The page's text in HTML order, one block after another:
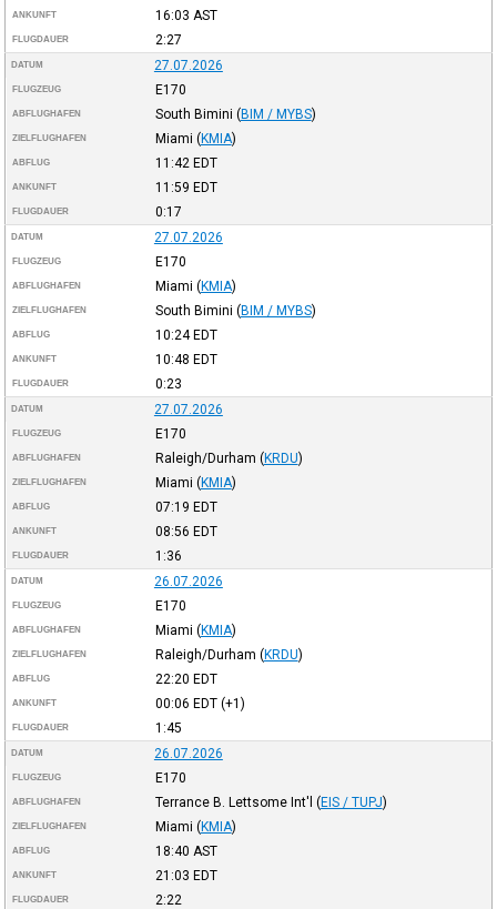
ANKUNFT 16:03 AST
FLUGDAUER 2:27
DATUM 27.07.2026
FLUGZEUG E170
ABFLUGHAFEN South Bimini (BIM / MYBS)
ZIELFLUGHAFEN Miami (KMIA)
ABFLUG 11:42 EDT
ANKUNFT 11:59 EDT
FLUGDAUER 0:17
DATUM 27.07.2026
FLUGZEUG E170
ABFLUGHAFEN Miami (KMIA)
ZIELFLUGHAFEN South Bimini (BIM / MYBS)
ABFLUG 10:24EDT
ANKUNFT 10:48 EDT
FLUGDAUER 0:23
DATUM 27.07.2026
FLUGZEUG E170
ABFLUGHAFEN Raleigh/Durham (KRDU)
ZIELFLUGHAFEN Miami (KMIA)
ABFLUG 07:19 EDT
ANKUNFT 08:56 EDT
FLUGDAUER 1:36
DATUM 26.07.2026
FLUGZEUG E170
ABFLUGHAFEN Miami (KMIA)
ZIELFLUGHAFEN Raleigh/Durham (KRDU)
ABFLUG 22:20 EDT
ANKUNFT 00:06 EDT(+1)
FLUGDAUER 1:45
DATUM 26.07.2026
FLUGZEUG E170
ABFLUGHAFEN Terrance B. Lettsome Int'l (EIS / TUPJ)
ZIELFLUGHAFEN Miami (KMIA)
ABFLUG 18:40 AST
ANKUNFT 21:03 EDT
FLUGDAUER 2:22